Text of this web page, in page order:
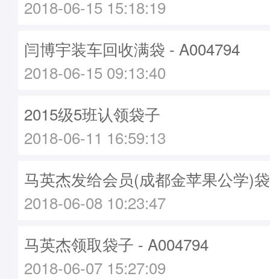
2018-06-15 15:18:19
闫博宇装车回收满袋 - A004794
2018-06-15 09:13:40
2015级5班认领袋子
2018-06-11 16:59:13
马英杰发给会员(成都金苹果公学)
2018-06-08 10:23:47
马英杰领取袋子 - A004794
2018-06-07 15:27:09